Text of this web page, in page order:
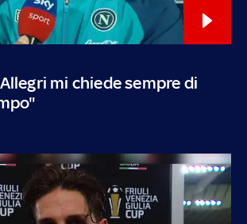
mi chiede sempre di